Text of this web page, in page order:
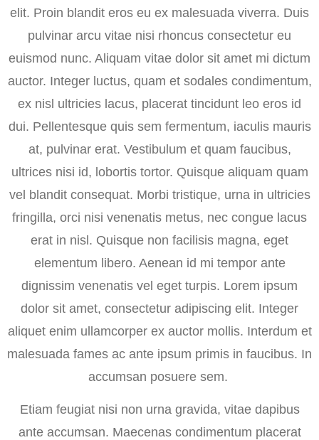
elit. Proin blandit eros eu ex malesuada viverra. Duis
pulvinar arcu vitae nisi rhoncus consectetur eu
euismod nunc. Aliquam vitae dolor sit amet mi dictum
auctor. Integer luctus, quam et sodales condimentum,
ex nisl ultricies lacus, placerat tincidunt leo eros id
dui. Pellentesque quis sem fermentum, iaculis mauris
at, pulvinar erat. Vestibulum et quam faucibus,
ultrices nisi id, lobortis tortor. Quisque aliquam quam
vel blandit consequat. Morbi tristique, urna in ultricies
fringilla, orci nisi venenatis metus, nec congue lacus
erat in nisl. Quisque non facilisis magna, eget
elementum libero. Aenean id mi tempor ante
dignissim venenatis vel eget turpis. Lorem ipsum
dolor sit amet, consectetur adipiscing elit. Integer
aliquet enim ullamcorper ex auctor mollis. Interdum et
malesuada fames ac ante ipsum primis in faucibus. In
accumsan posuere sem.
Etiam feugiat nisi non urna gravida, vitae dapibus
ante accumsan. Maecenas condimentum placerat